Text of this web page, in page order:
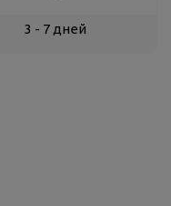
3 - 7 дней